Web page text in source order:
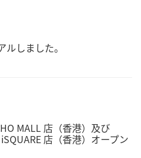
しました。
MALL 店（香港）及び
店（香港）オープン